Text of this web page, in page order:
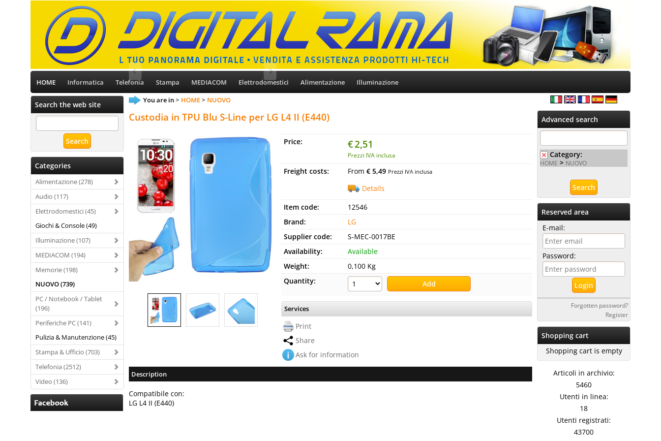
HOME Informatica Telefonia Stampa MEDIACOM Elettrodomestici Alimentazione Illuminazione
Search the web site
Categories
Alimentazione (278)
Audio (117)
Elettrodomestici (45)
Giochi & Console (49)
Illuminazione (107)
MEDIACOM (194)
Memorie (198)
NUOVO (739)
PC / Notebook / Tablet
(196)
Periferiche PC (141)
Pulizia & Manutenzione (45)
Stampa & Ufficio (703)
Telefonia (2512)
Video (136)
You are in HOME NUOVO
Custodia in TPU Blu S-Line per LG L4 II (E440)
Price: €2,51
Prezzi IVA inclusa
Freight costs: From € 5,49 Prezzi IVA inclusa
Details
Item code:
12546
Brand:
LG
Supplier code:
S-MEC-0017BE
Availability:
Available
Weight:
0,100 Kg
Quantity:
Services
Print
Share
Ask for information
Description
Compatibile con:
LG L4 II (E440)
Advanced search
Category:
HOME > NUOVO
Reserved area
E-mail:
Password:
Forgotten password?
Register
Shopping cart
Shopping cart is empty
Articoli in archivio:
5460
Utenti in linea:
18
Utenti registrati:
43700